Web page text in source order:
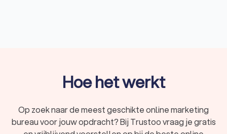
je op basis van bepaalde zoekwoorden een advertentie
(Google) Ads zodra een gebruiker op uw advertentie
klikt en naar jouw website gaat.
Social media marketing: in deze vorm van online
Hoe het werkt
Op zoek naar de meest geschikte online marketing
bureau voor jouw opdracht? Bij Trustoo vraag je gratis